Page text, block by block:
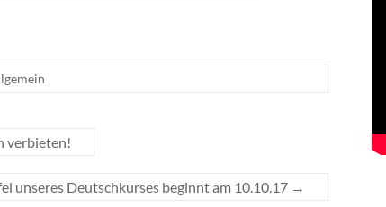
verbieten!
unseres Deutschkurses beginnt am 10.10.17 →